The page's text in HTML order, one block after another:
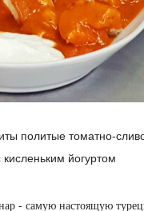
политые томатно-
кисленьким йогуртом
- самую настоящую